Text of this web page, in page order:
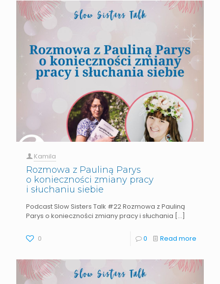
Kamila
Rozmowa z Pauliną Parys
o konieczności zmiany pracy
i słuchaniu siebie
Podcast Slow Sisters Talk #22 Rozmowa z Pauliną
Parys o konieczności zmiany pracy i słuchania […]
0 0 Read more